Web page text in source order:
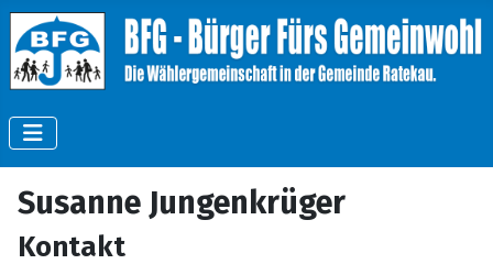
Susanne Jungenkrüger
Kontakt